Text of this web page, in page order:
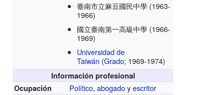
臺南市立麻豆國民中學 (1963-
1966)
國立臺南第一高級中學 (1966-
1969)
Universidad de
Taiwán (Grado; 1969-1974)
Información profesional
Ocupación
Político,abogadoyescritor